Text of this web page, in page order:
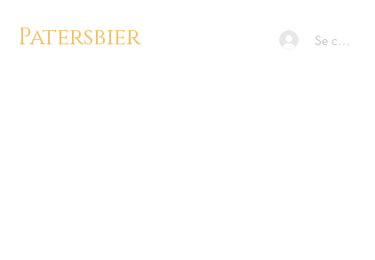
Patersbier Se connecter